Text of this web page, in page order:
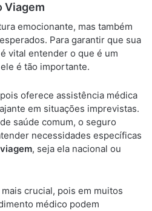
Viagem
emocionante, mas também
Para garantir que sua
vital entender o que é um
é tão importante.
oferece assistência médica
em situações imprevistas.
saúde comum, o seguro
necessidades específicas
viagem, seja ela nacional ou
crucial, pois em muitos
médico podem